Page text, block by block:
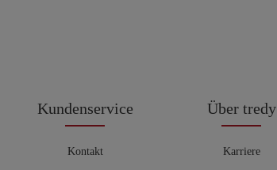
Kundenservice
Kontakt
Über tredy
Karriere